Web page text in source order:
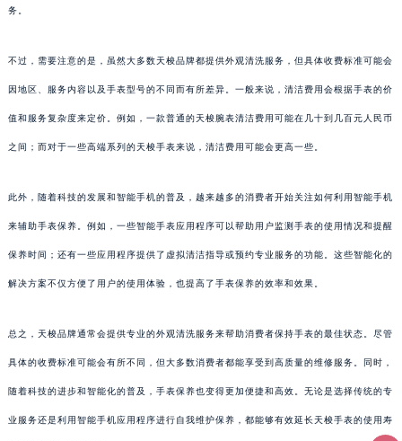
务。
不过，需要注意的是，虽然大多数天梭品牌都提供外观清洗服务，但具体收费标准可能会
因地区、服务内容以及手表型号的不同而有所差异。一般来说，清洁费用会根据手表的价
值和服务复杂度来定价。例如，一款普通的天梭腕表清洁费用可能在几十到几百元人民币
之间；而对于一些高端系列的天梭手表来说，清洁费用可能会更高一些。
此外，随着科技的发展和智能手机的普及，越来越多的消费者开始关注如何利用智能手机
来辅助手表保养。例如，一些智能手表应用程序可以帮助用户监测手表的使用情况和提醒
保养时间；还有一些应用程序提供了虚拟清洁指导或预约专业服务的功能。这些智能化的
解决方案不仅方便了用户的使用体验，也提高了手表保养的效率和效果。
总之，天梭品牌通常会提供专业的外观清洗服务来帮助消费者保持手表的最佳状态。尽管
具体的收费标准可能会有所不同，但大多数消费者都能享受到高质量的维修服务。同时，
随着科技的进步和智能化的普及，手表保养也变得更加便捷和高效。无论是选择传统的专
业服务还是利用智能手机应用程序进行自我维护保养，都能够有效延长天梭手表的使用寿